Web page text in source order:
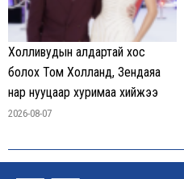
Холливудын алдартай хос
болох Том Холланд, Зендаяа
нар нууцаар хуримаа хийжээ
2026-08-07